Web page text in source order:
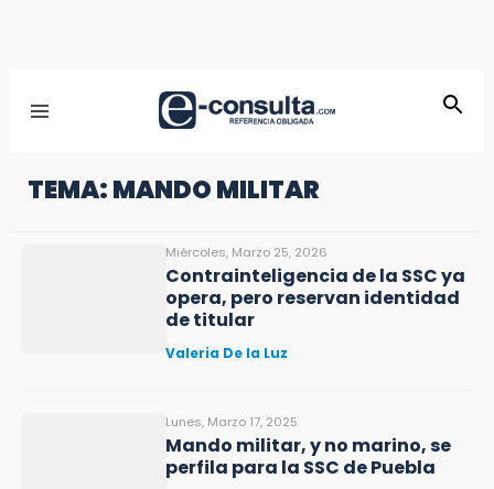
TEMA: MANDO MILITAR
Miércoles, Marzo 25, 2026
Contrainteligencia de la SSC ya
opera, pero reservan identidad
de titular
Valeria De la Luz
Lunes, Marzo 17, 2025
Mando militar, y no marino, se
perfila para la SSC de Puebla